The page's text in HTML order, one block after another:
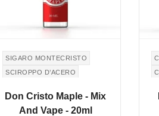
SIGARO MONTECRISTO
SCIROPPO D’ACERO
Don Cristo Maple - Mix
And Vape - 20ml